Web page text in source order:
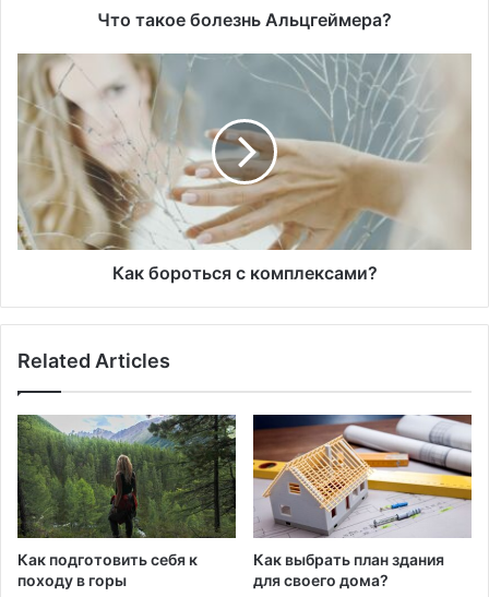
Что такое болезнь Альцгеймера?
Как
бороться
комплексами?
Как бороться с комплексами?
Related Articles
Как подготовить себя к
походу в горы
Как выбрать план здания
для своего дома?